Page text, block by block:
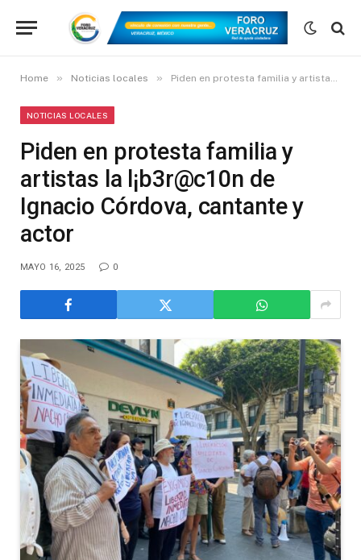
Home » Noticias locales » Piden en protesta familia y artistas la l¡b3r@c10n de Ignacio Córdova, cantante y actor
NOTICIAS LOCALES
Piden en protesta familia y
artistas la l¡b3r@c10n de
Ignacio Córdova, cantante y
actor
MAYO 16, 2025 0